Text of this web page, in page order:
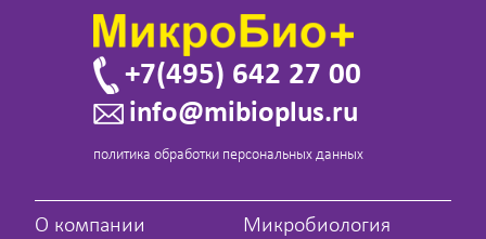
+7(495) 642 27 00
info@mibioplus.ru
политика обработки персональных данных
О компании
Микробиология